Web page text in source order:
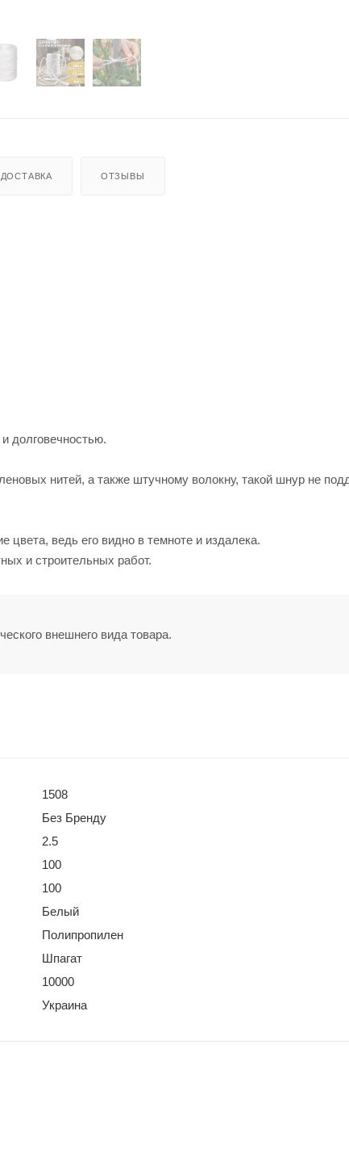
ДОСТАВКА ОТЗЫВЫ
долговечностью.
нитей, а также штучному волокну, такой шнур не
цвета, ведь его видно в темноте и издалека.
и строительных работ.
внешнего вида товара.
1508
Без Бренду
2.5
100
100
Белый
Полипропилен
Шпагат
10000
Украина